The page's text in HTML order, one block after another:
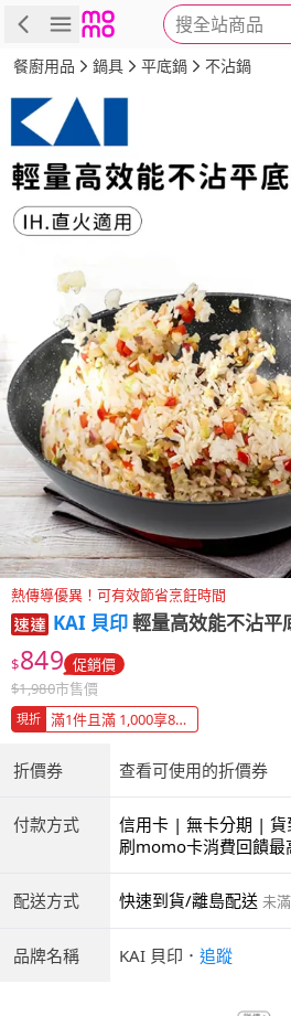
搜全站商品
商品 評價 詳情
餐廚用品 鍋具 平底鍋 不沾鍋
熱傳導優異！可有效節省烹飪時間
KAI 貝印輕量高效能不沾
$849 促銷價
$1,980市售價
現折 滿1件且滿 1,000享88折
折價券 查看可使用的折價券
付款方式
信用卡 | 無卡分期 |
商付款 | ATM | 銀聯卡
刷momo卡消費回饋最
配送方式 快速到貨/離島配送 未
品牌名稱 KAI 貝印 ． 追蹤